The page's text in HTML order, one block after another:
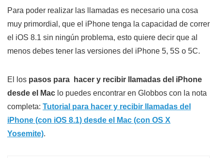
Para poder realizar las llamadas es necesario una cosa
muy primordial, que el iPhone tenga la capacidad de correr
el iOS 8.1 sin ningún problema, esto quiere decir que al
menos debes tener las versiones del iPhone 5, 5S o 5C.
El los pasos para hacer y recibir llamadas del iPhone
desde el Mac lo puedes encontrar en Globbos con la nota
completa: Tutorial para hacer y recibir llamadas del
iPhone (con iOS 8.1) desde el Mac (con OS X
Yosemite).